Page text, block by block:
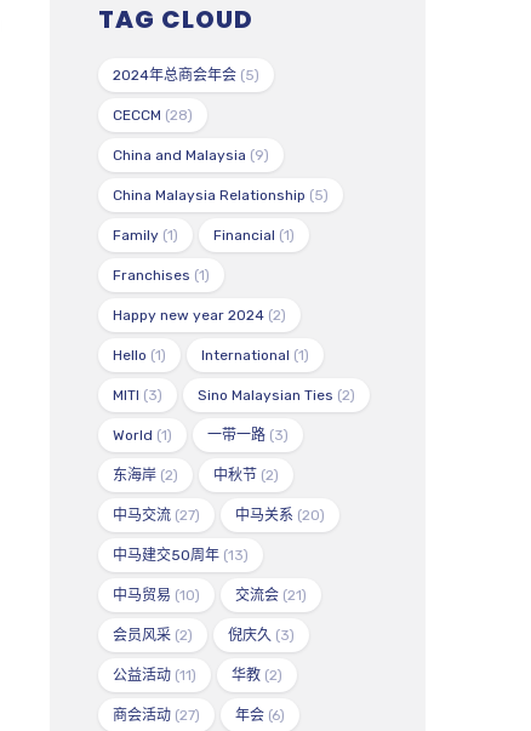
TAG CLOUD
2024年总商会年会 (5)
CECCM (28)
China and Malaysia (9)
China Malaysia Relationship (5)
Family (1) Financial (1)
Franchises (1)
Happy new year 2024 (2)
Hello (1) International (1)
MITI (3) Sino Malaysian Ties (2)
World (1) 一带一路 (3)
东海岸 (2) 中秋节 (2)
中马交流 (27) 中马关系 (20)
中马建交50周年 (13)
中马贸易 (10) 交流会 (21)
会员风采 (2) 倪庆久 (3)
公益活动 (11) 华教 (2)
商会活动 (27) 年会 (6)